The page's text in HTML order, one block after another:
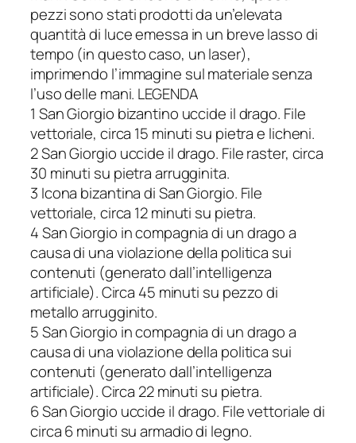
pezzi sono stati prodotti da un’elevata
quantità di luce emessa in un breve lasso di
tempo (in questo caso, un laser),
imprimendo l’immagine sul materiale senza
l’uso delle mani. LEGENDA
1 San Giorgio bizantino uccide il drago. File
vettoriale, circa 15 minuti su pietra e licheni.
2 San Giorgio uccide il drago. File raster, circa
30 minuti su pietra arrugginita.
3 Icona bizantina di San Giorgio. File
vettoriale, circa 12 minuti su pietra.
4 San Giorgio in compagnia di un drago a
causa di una violazione della politica sui
contenuti (generato dall’intelligenza
artificiale). Circa 45 minuti su pezzo di
metallo arrugginito.
5 San Giorgio in compagnia di un drago a
causa di una violazione della politica sui
contenuti (generato dall’intelligenza
artificiale). Circa 22 minuti su pietra.
6 San Giorgio uccide il drago. File vettoriale di
circa 6 minuti su armadio di legno.